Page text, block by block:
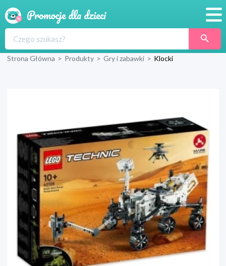
Produkty
Wyprawka
Strona Główna > Produkty > Gry i zabawki > Klocki